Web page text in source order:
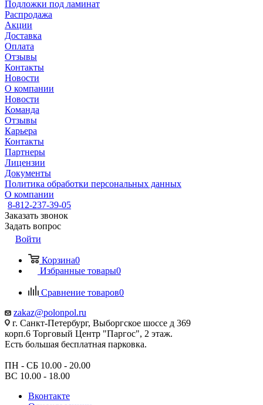
Подложки под ламинат
Распродажа
Акции
Доставка
Оплата
Отзывы
Контакты
Новости
О компании
Новости
Команда
Отзывы
Карьера
Контакты
Партнеры
Лицензии
Документы
Политика обработки персональных данных
О компании
8-812-237-39-05
Заказать звонок
Задать вопрос
Войти
Корзина0
Избранные товары0
Сравнение товаров0
zakaz@polonpol.ru
г. Санкт-Петербург, Выборгское шоссе д 369
корп.6 Торговый Центр "Паргос", 2 этаж.
Есть большая бесплатная парковка.
ПН - СБ 10.00 - 20.00
ВС 10.00 - 18.00
Вконтакте